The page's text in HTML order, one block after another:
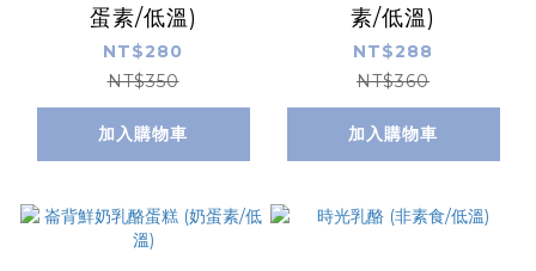
蛋素/低溫)
NT$280
NT$350
加入購物車
素/低溫)
NT$288
NT$360
加入購物車